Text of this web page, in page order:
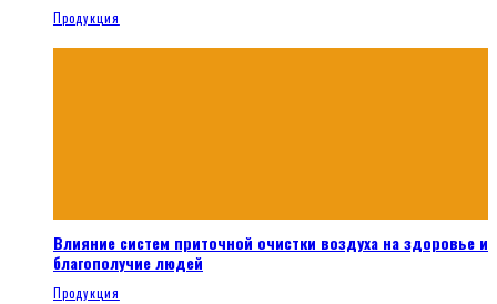
Продукция
Влияние систем приточной очистки воздуха на здоровье и
благополучие людей
Продукция